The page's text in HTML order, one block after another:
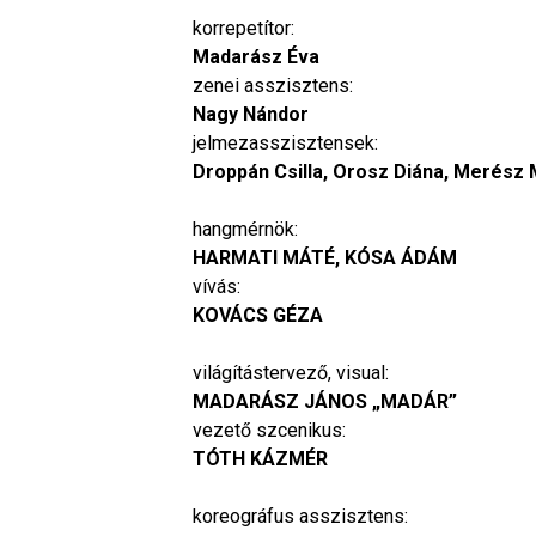
korrepetítor:
Madarász Éva
zenei asszisztens:
Nagy Nándor
jelmezasszisztensek:
Droppán Csilla, Orosz Diána, Merész
hangmérnök:
HARMATI MÁTÉ, KÓSA ÁDÁM
vívás:
KOVÁCS GÉZA
világítástervező, visual:
MADARÁSZ JÁNOS „MADÁR”
vezető szcenikus:
TÓTH KÁZMÉR
koreográfus asszisztens: